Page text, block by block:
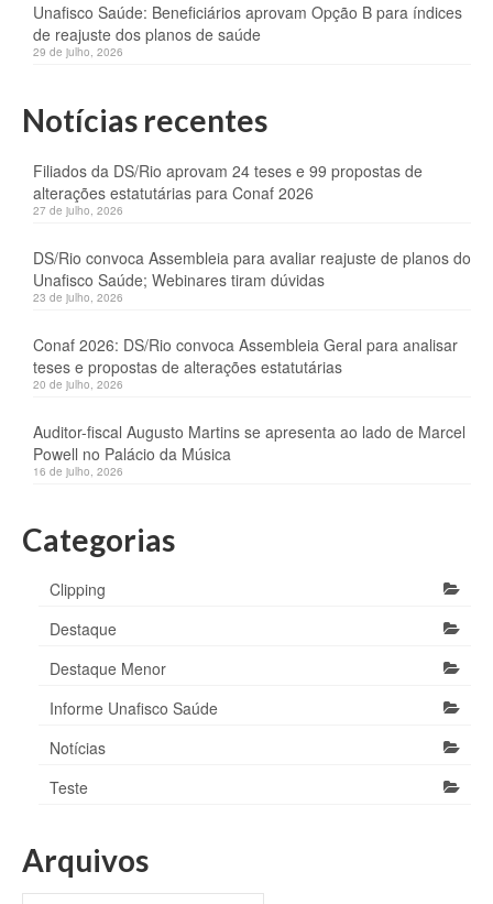
Unafisco Saúde: Beneficiários aprovam Opção B para índices
de reajuste dos planos de saúde
29 de julho, 2026
Notícias recentes
Filiados da DS/Rio aprovam 24 teses e 99 propostas de
alterações estatutárias para Conaf 2026
27 de julho, 2026
DS/Rio convoca Assembleia para avaliar reajuste de planos do
Unafisco Saúde; Webinares tiram dúvidas
23 de julho, 2026
Conaf 2026: DS/Rio convoca Assembleia Geral para analisar
teses e propostas de alterações estatutárias
20 de julho, 2026
Auditor-fiscal Augusto Martins se apresenta ao lado de Marcel
Powell no Palácio da Música
16 de julho, 2026
Categorias
Clipping
Destaque
Destaque Menor
Informe Unafisco Saúde
Notícias
Teste
Arquivos